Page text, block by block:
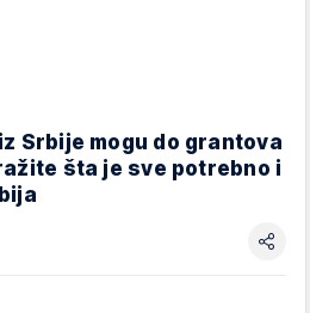
Srbije mogu do grantova
šta je sve potrebno i